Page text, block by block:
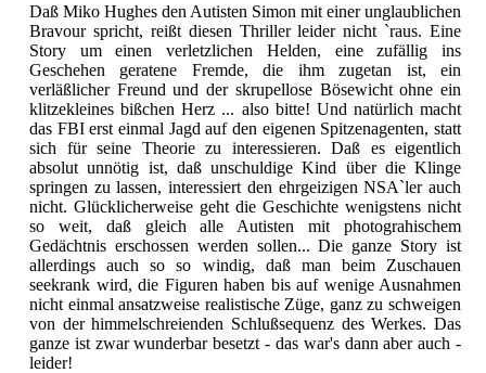
Daß Miko Hughes den Autisten Simon mit einer unglaublichen
Bravour spricht, reißt diesen Thriller leider nicht `raus. Eine
Story um einen verletzlichen Helden, eine zufällig ins
Geschehen geratene Fremde, die ihm zugetan ist, ein
verläßlicher Freund und der skrupellose Bösewicht ohne ein
klitzekleines bißchen Herz ... also bitte! Und natürlich macht
das FBI erst einmal Jagd auf den eigenen Spitzenagenten, statt
sich für seine Theorie zu interessieren. Daß es eigentlich
absolut unnötig ist, daß unschuldige Kind über die Klinge
springen zu lassen, interessiert den ehrgeizigen NSA`ler auch
nicht. Glücklicherweise geht die Geschichte wenigstens nicht
so weit, daß gleich alle Autisten mit photograhischem
Gedächtnis erschossen werden sollen... Die ganze Story ist
allerdings auch so so windig, daß man beim Zuschauen
seekrank wird, die Figuren haben bis auf wenige Ausnahmen
nicht einmal ansatzweise realistische Züge, ganz zu schweigen
von der himmelschreienden Schlußsequenz des Werkes. Das
ganze ist zwar wunderbar besetzt - das war's dann aber auch -
leider!